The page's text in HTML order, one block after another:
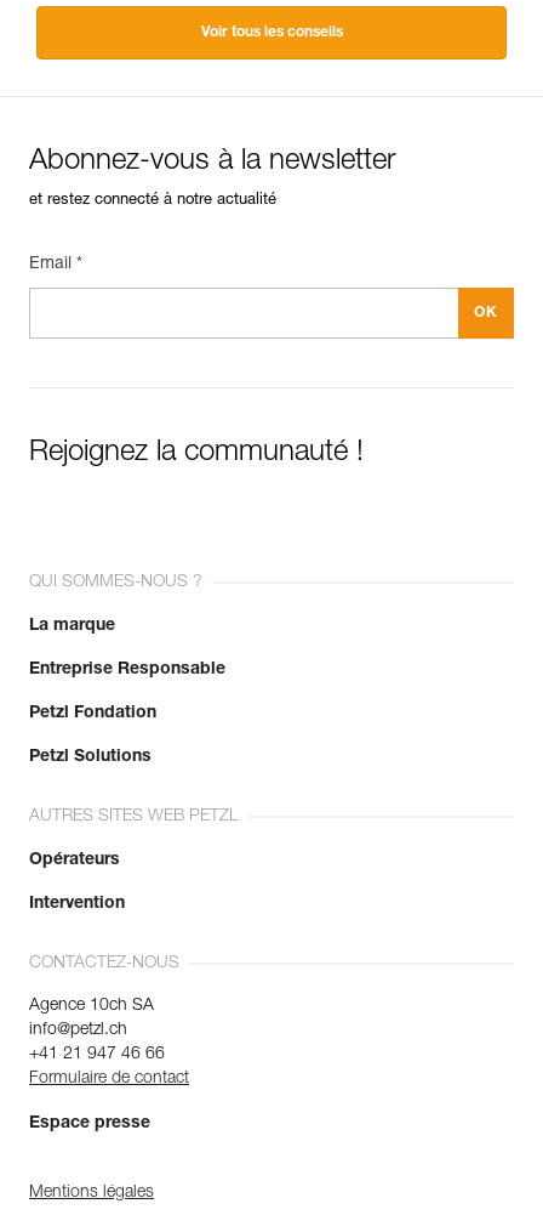
Voir tous les conseils
Abonnez-vous à la newsletter
et restez connecté à notre actualité
Email *
Rejoignez la communauté !
QUI SOMMES-NOUS ?
La marque
Entreprise Responsable
Petzl Fondation
Petzl Solutions
AUTRES SITES WEB PETZL
Opérateurs
Intervention
CONTACTEZ-NOUS
Agence 10ch SA
info@petzl.ch
+41 21 947 46 66
Formulaire de contact
Espace presse
Mentions légales